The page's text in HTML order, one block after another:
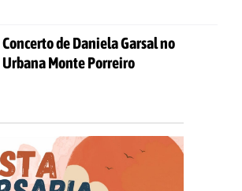
Concerto de Daniela Garsal no
Urbana Monte Porreiro